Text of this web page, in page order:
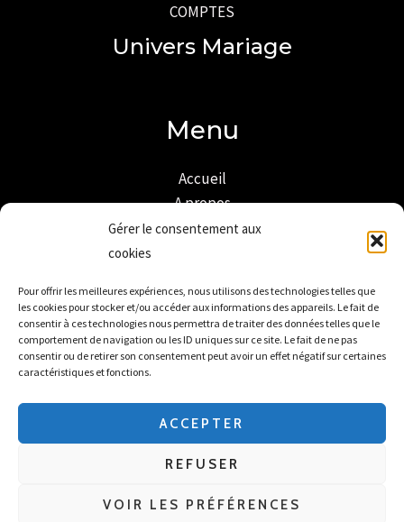
Gérer le consentement aux
cookies
Pour offrir les meilleures expériences, nous utilisons des technologies telles que
les cookies pour stocker et/ou accéder aux informations des appareils. Le fait de
consentir à ces technologies nous permettra de traiter des données telles que le
comportement de navigation ou les ID uniques sur ce site. Le fait de ne pas
consentir ou de retirer son consentement peut avoir un effet négatif sur certaines
caractéristiques et fonctions.
ACCEPTER
REFUSER
VOIR LES PRÉFÉRENCES
COMPTES
Univers Mariage
Menu
Accueil
A propos
Mon compte
Mentions légales
Plan de site
Politique de confidentialité
Conditions générales de vente
Copyright © 2026 UNIVERS MARIAGE